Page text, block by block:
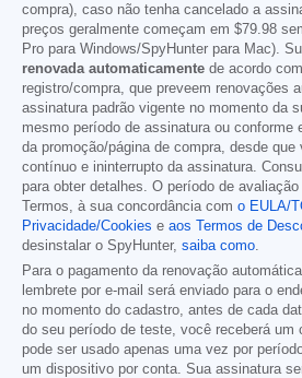
compra), caso não tenha cancelado a
preços geralmente começam em $79.98
Pro para Windows/SpyHunter para Mac).
renovada automaticamente de acordo
registro/compra, que preveem renovações
assinatura padrão vigente no momento da
mesmo período de assinatura ou conforme
da promoção/página de compra, desde
contínuo e ininterrupto da assinatura.
para obter detalhes. O período de
Termos, à sua concordância com o EULA/
Privacidade/Cookies e aos Termos de
desinstalar o SpyHunter, saiba como
Para o pagamento da renovação
lembrete por e-mail será enviado para o
no momento do cadastro, antes de cada
do seu período de teste, você receberá um
pode ser usado apenas uma vez por
um dispositivo por conta. Sua assinatura